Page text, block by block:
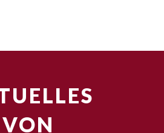
VON